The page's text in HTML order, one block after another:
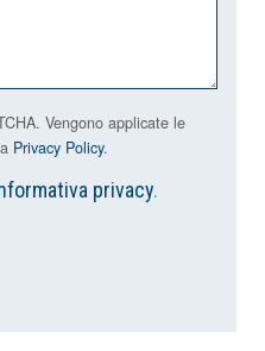
Vengono applicate le
Privacy Policy.
privacy.